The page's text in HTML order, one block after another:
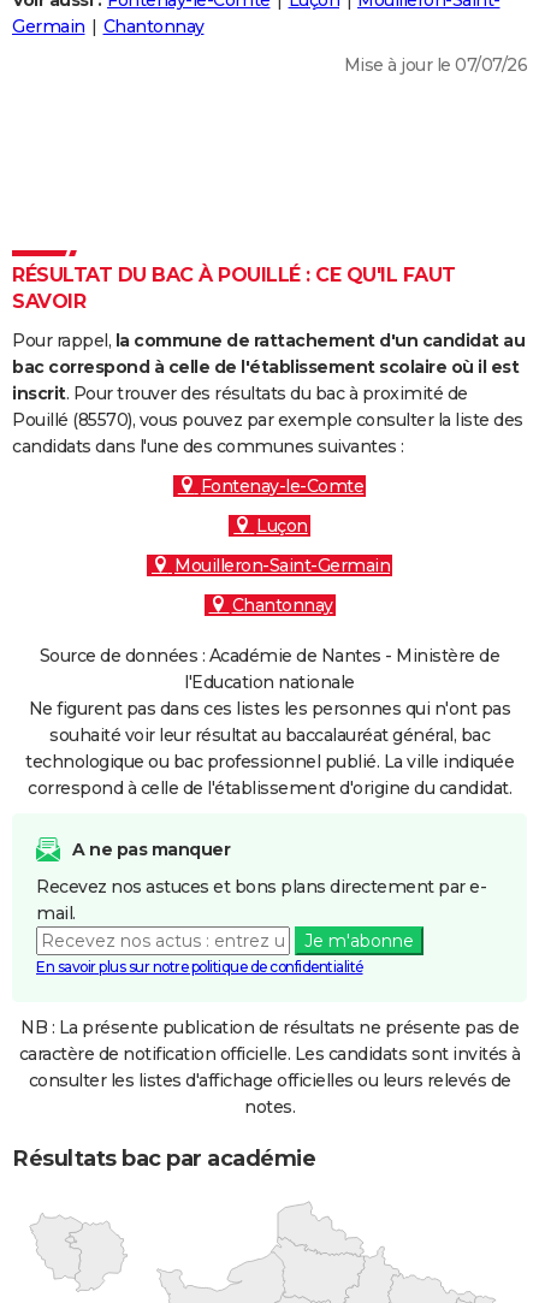
Destinations
City break
Voyage nature
Voyage de noces
Forum
Climat
+
PHOTO
Dictionnaire
Biographies
Citations
Expressions
Proverbes
PROGRAMME TV
S'inscrire
Se connecter
Lycées
Collèges
Primaires
Universités
Entreprises
Service militaire
Avis de recherche
AVIS DE DÉCÈS
FORUM
Germain
Chantonnay
Mise à jour le 07/07/26
RÉSULTAT DU BAC À POUILLÉ : CE QU'IL FAUT
SAVOIR
Pour rappel, la commune de rattachement d'un candidat au
bac correspond à celle de l'établissement scolaire où il est
inscrit. Pour trouver des résultats du bac à proximité de
Pouillé (85570), vous pouvez par exemple consulter la liste des
candidats dans l'une des communes suivantes :
Fontenay-le-Comte
Luçon
Mouilleron-Saint-Germain
Chantonnay
Source de données : Académie de Nantes - Ministère de
l'Education nationale
Ne figurent pas dans ces listes les personnes qui n'ont pas
souhaité voir leur résultat au baccalauréat général, bac
technologique ou bac professionnel publié. La ville indiquée
correspond à celle de l'établissement d'origine du candidat.
A ne pas manquer
Recevez nos astuces et bons plans directement par e-
mail.
Je m'abonne
En savoir plus sur notre politique de confidentialité
NB : La présente publication de résultats ne présente pas de
caractère de notification officielle. Les candidats sont invités à
consulter les listes d'affichage officielles ou leurs relevés de
notes.
Résultats bac par académie